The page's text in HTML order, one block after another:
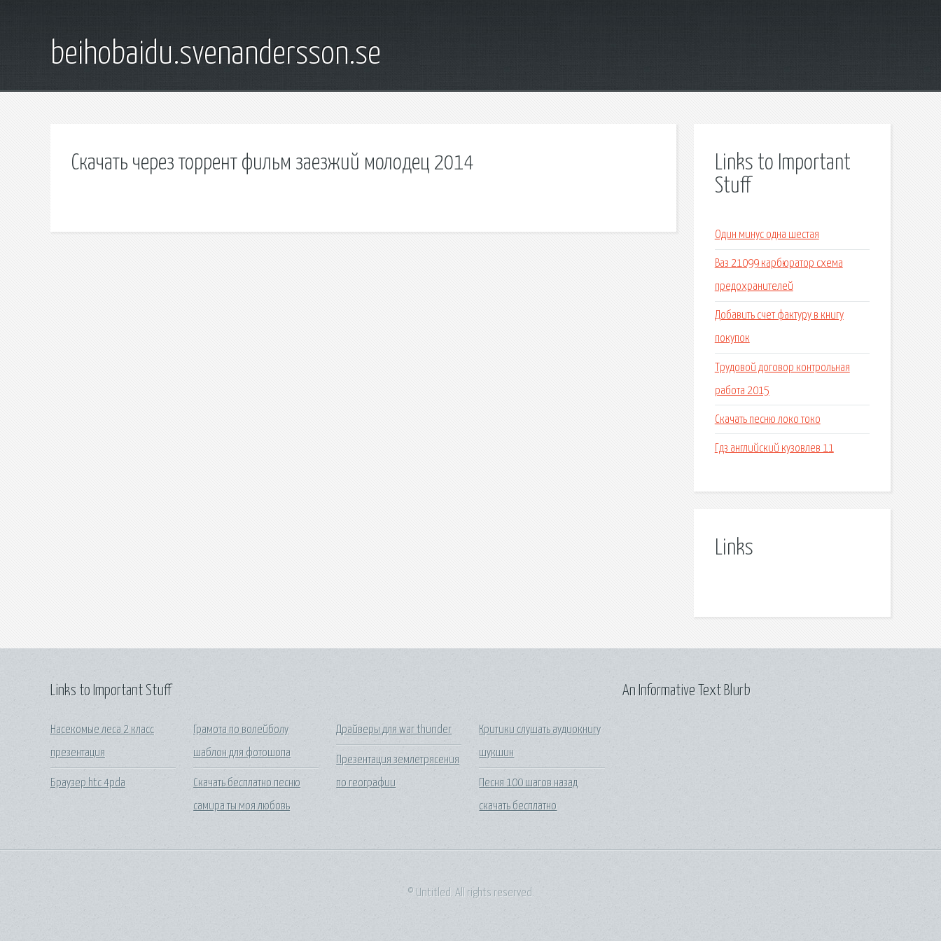
beihobaidu.svenandersson.se
Скачать через торрент фильм заезжий молодец 2014
Links to Important
Stuff
Один минус одна шестая
Ваз 21099 карбюратор схема
предохранителей
Добавить счет фактуру в книгу
покупок
Трудовой договор контрольная
работа 2015
Скачать песню локо токо
Гдз английский кузовлев 11
Links
Links to Important Stuff
Насекомые леса 2 класс
презентация
Браузер htc 4pda
Грамота по волейболу
шаблон для фотошопа
Скачать бесплатно песню
самира ты моя любовь
Драйверы для war thunder
Презентация землетрясения
по географии
Критики слушать аудиокнигу
шукшин
Песня 100 шагов назад
скачать бесплатно
An Informative Text Blurb
© Untitled. All rights reserved.